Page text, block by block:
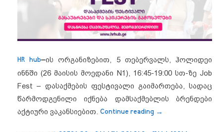
HR hub–ის ორგანიზებით, 5 თებერვალს, ჰოლიდეი
ინნში (26 მაისის მოედანი N1), 16:45-19:00 სთ-ზე Job
Fest – დასაქმების ფესტივალი გაიმართება, სადაც
წარმოდგენილი იქნება დამსაქმებლის ბრენდები
აქტიური ვაკანსიებით. Continue reading “5 თებერვალს
→